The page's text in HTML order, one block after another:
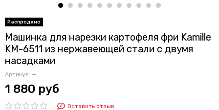
Машинка для нарезки картофеля фри Kamille
KM-6511 из нержавеющей стали с двумя
насадками
Артикул: —
1 880 руб
Оставить отзыв